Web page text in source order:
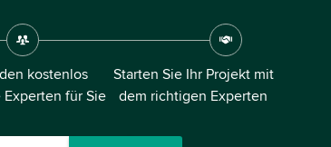
kostenlos
Experten für Sie
Starten Sie Ihr Projekt mit
dem richtigen Experten